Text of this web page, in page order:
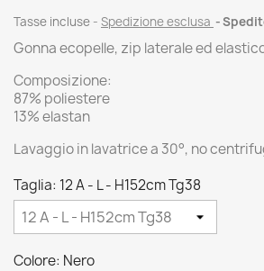
Tasse incluse Spedizione esclusa
Gonna ecopelle, zip laterale ed
Composizione:
87% poliestere
13% elastan
Lavaggio in lavatrice a 30°, no
Taglia: 12 A - L - H152cm Tg38
Colore: Nero